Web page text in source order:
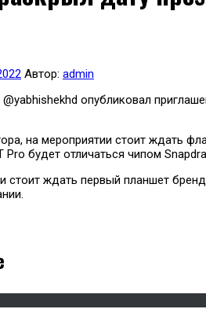
Автор: admin
опубликовал
на мероприятии стоит ждать
будет отличаться чипом
стоит ждать первый планшет